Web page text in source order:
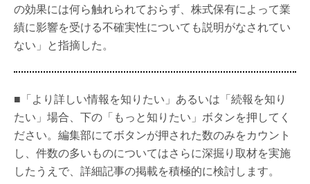
の効果には何ら触れられておらず、株式保有によって業
績に影響を受ける不確実性についても説明がなされてい
ない」と指摘した。
■「より詳しい情報を知りたい」あるいは「続報を知り
たい」場合、下の「もっと知りたい」ボタンを押してく
ださい。編集部にてボタンが押された数のみをカウント
し、件数の多いものについてはさらに深掘り取材を実施
したうえで、詳細記事の掲載を積極的に検討します。